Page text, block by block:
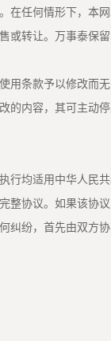
在任何情形下，本
或转让。万事泰保
条款予以修改而无
的内容，其可主动
均适用中华人民共
整协议。如果该协
纠纷，首先由双方